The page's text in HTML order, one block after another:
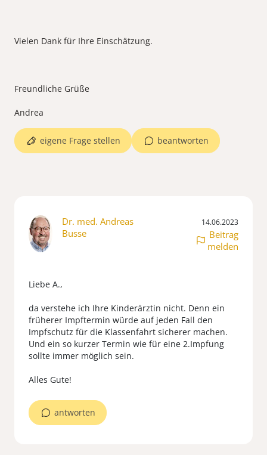
Vielen Dank für Ihre Einschätzung.
Freundliche Grüße
beantworten
eigene Frage stellen
Dr. med. Andreas
Busse
14.06.2023
Beitrag
melden
Liebe A.,
da verstehe ich Ihre Kinderärztin nicht. Denn ein
früherer Impftermin würde auf jeden Fall den
Impfschutz für die Klassenfahrt sicherer machen.
Und ein so kurzer Termin wie für eine 2.Impfung
sollte immer möglich sein.
antworten